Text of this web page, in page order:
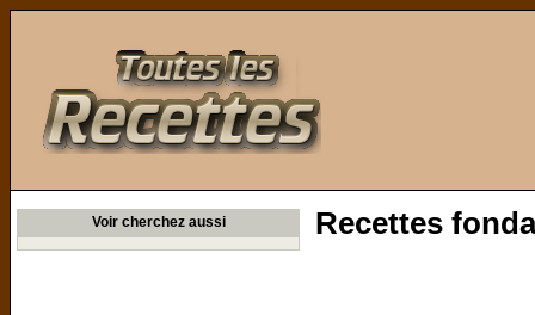
Voir cherchez aussi Recettes